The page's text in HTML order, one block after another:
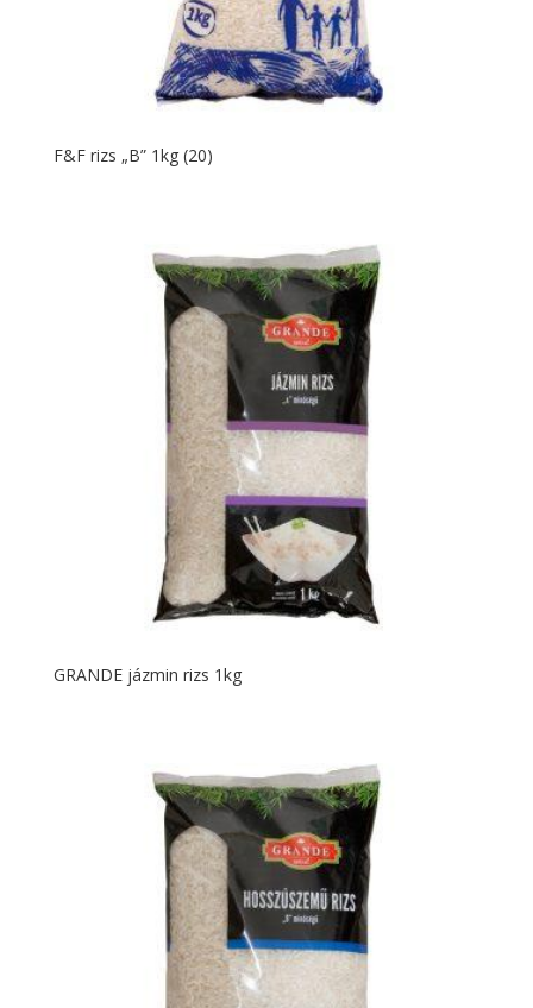
F&F rizs „B” 1kg (20)
GRANDE jázmin rizs 1kg